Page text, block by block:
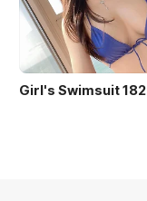
Girl's Swimsuit 182